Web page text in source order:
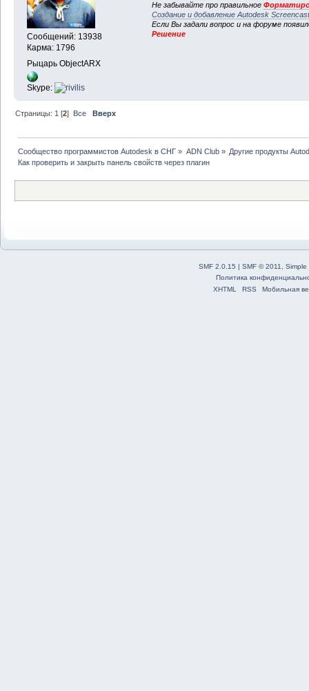
Сообщений: 13938
Карма: 1796
Рыцарь ObjectARX
Skype:
Не забывайте про правильное
Создание и добавление Autodesk
Если Вы задали вопрос и на форуме
Решение
Страницы: 1 [2] Все Вверх
Сообщество программистов Autodesk в СНГ » ADN Club» Другие продукты
Как проверить и закрыть панель свойств через плагин
SMF 2.0.15 | SMF © 2011, Simple
Политика
XHTML
RSS Мобильная